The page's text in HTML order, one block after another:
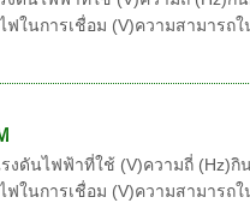
ในการเชื่อม (V)ความสามารถใ
รงดันไฟฟ้าที่ใช้ (V)ความถี่ (Hz)
ในการเชื่อม (V)ความสามารถใ